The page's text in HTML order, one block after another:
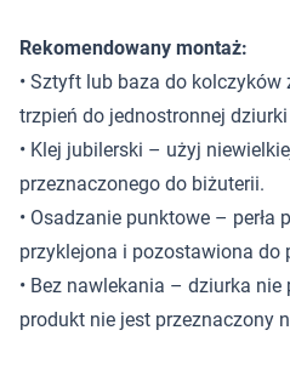
Rekomendowany montaż:
• Sztyft lub baza do
trzpień do jednostronnej
• Klej jubilerski – użyj
przeznaczonego do biżuterii.
• Osadzanie punktowe –
przyklejona i pozostawiona do
• Bez nawlekania – dziurka
produkt nie jest przeznaczony